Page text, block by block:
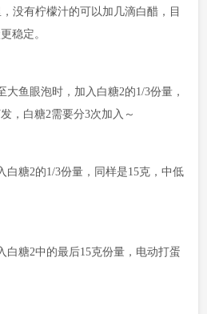
没有柠檬汁的可以加几滴白醋，目
稳定。
大鱼眼泡时，加入白糖2的1/3份量，
，白糖2需要分3次加入～
白糖2的1/3份量，同样是15克，中低
白糖2中的最后15克份量，电动打蛋